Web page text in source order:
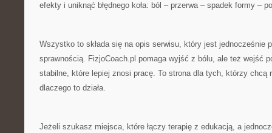
efekty i uniknąć błędnego koła: ból – przerwa – spadek formy –
Wszystko to składa się na opis serwisu, który jest jednocześnie
sprawnością. FizjoCoach.pl pomaga wyjść z bólu, ale też wejść
stabilne, które lepiej znosi pracę. To strona dla tych, którzy chcą
dlaczego to działa.
Jeżeli szukasz miejsca, które łączy terapię z edukacją, a